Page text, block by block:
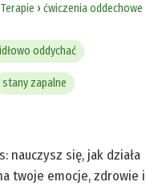
Terapie › ćwiczenia oddechowe
oddychać
stany zapalne
nauczysz się, jak działa
twoje emocje, zdrowie i